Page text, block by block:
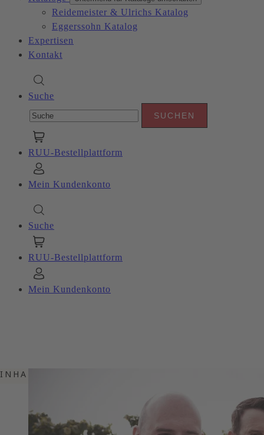
Reidemeister & Ulrichs Katalog
Eggerssohn Katalog
Expertisen
Kontakt
Suche
RUU-Bestellplattform
Mein Kundenkonto
Suche
RUU-Bestellplattform
Mein Kundenkonto
INHALTSVERZEICHNIS
WEINBAU AUS LEIDENSCHAFT